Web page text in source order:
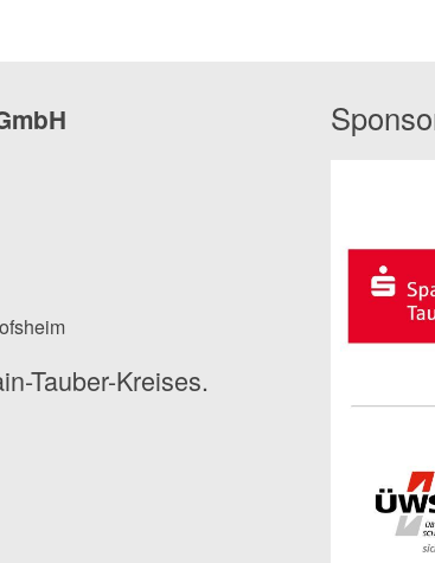
Tauber-Kreises.